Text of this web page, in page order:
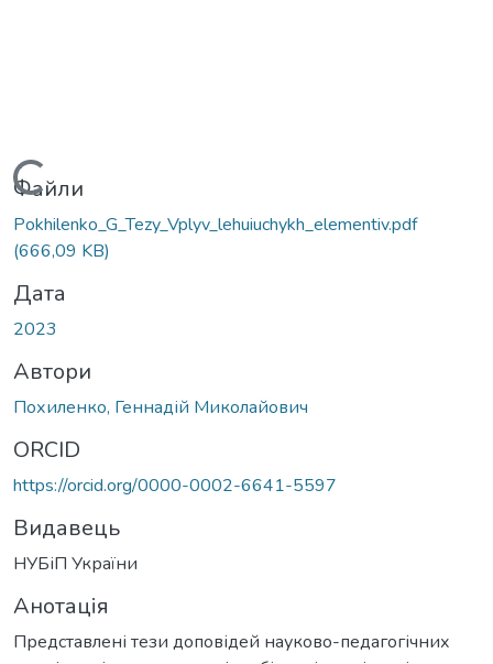
Вантажиться...
Файли
Pokhilenko_G_Tezy_Vplyv_lehuiuchykh_elementiv.pdf
(666,09 KB)
Дата
2023
Автори
Похиленко, Геннадій Миколайович
ORCID
https://orcid.org/0000-0002-6641-5597
Видавець
НУБіП України
Анотація
Представлені тези доповідей науково-педагогічних